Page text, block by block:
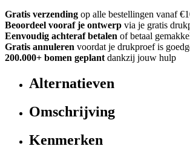
Gratis verzending op alle bestellingen vanaf
Beoordeel vooraf je ontwerp via je gratis
Eenvoudig achteraf betalen of betaal
Gratis annuleren voordat je drukproef is
200.000+ bomen geplant dankzij jouw hulp
Alternatieven
Omschrijving
Kenmerken